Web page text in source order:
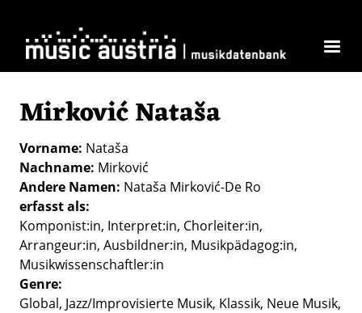
Mirković Nataša
Vorname Nataša
Nachname Mirković
Andere Namen Nataša Mirković-De Ro
erfasst als
Komponist:in Interpret:in Chorleiter:in
Arrangeur:in Ausbildner:in Musikpädagog:in
Musikwissenschaftler:in
Genre
Global Jazz/Improvisierte Musik Klassik Neue Musik